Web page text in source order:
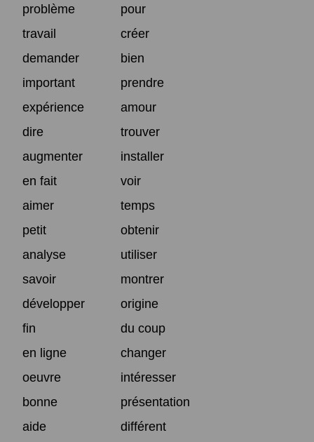
problème
pour
travail
créer
demander
bien
important
prendre
expérience
amour
dire
trouver
augmenter
installer
en fait
voir
aimer
temps
petit
obtenir
analyse
utiliser
savoir
montrer
développer
origine
fin
du coup
en ligne
changer
oeuvre
intéresser
bonne
présentation
aide
différent